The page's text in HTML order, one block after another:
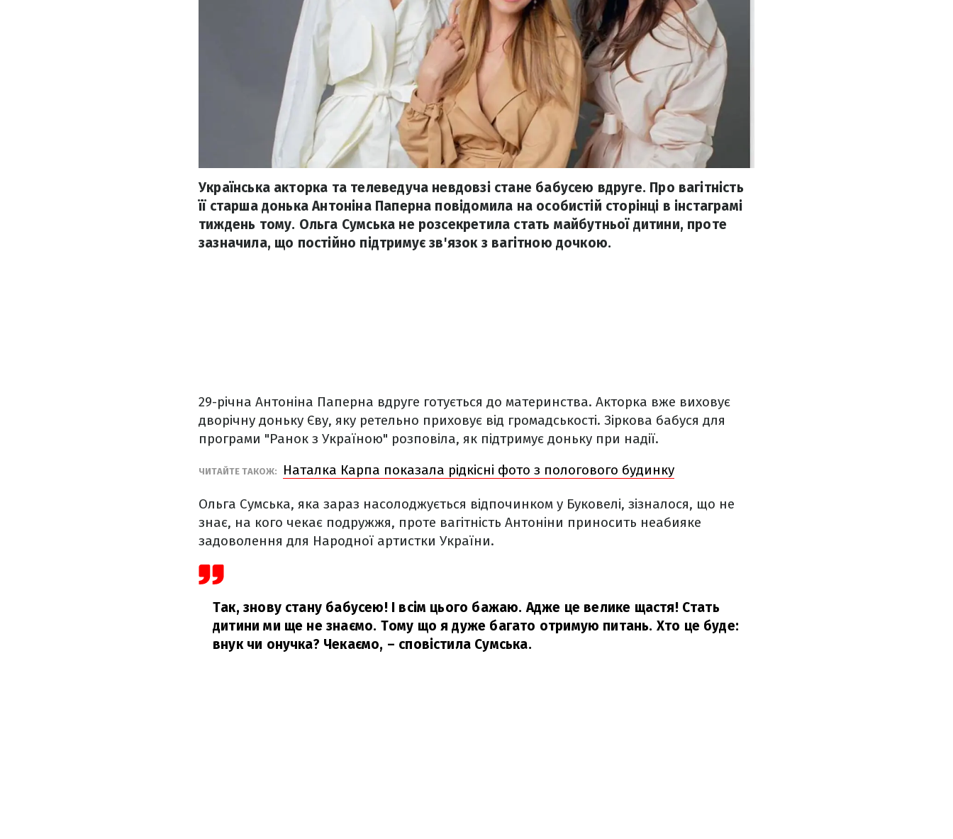
Українська акторка та телеведуча невдовзі стане бабусею вдруге. Про вагітність
її старша донька Антоніна Паперна повідомила на особистій сторінці в інстаграмі
тиждень тому. Ольга Сумська не розсекретила стать майбутньої дитини, проте
зазначила, що постійно підтримує зв'язок з вагітною дочкою.
29-річна Антоніна Паперна вдруге готується до материнства. Акторка вже виховує
дворічну доньку Єву, яку ретельно приховує від громадськості. Зіркова бабуся для
програми "Ранок з Україною" розповіла, як підтримує доньку при надії.
ЧИТАЙТЕ ТАКОЖ: Наталка Карпа показала рідкісні фото з пологового будинку
Ольга Сумська, яка зараз насолоджується відпочинком у Буковелі, зізналося, що не
знає, на кого чекає подружжя, проте вагітність Антоніни приносить неабияке
задоволення для Народної артистки України.
Так, знову стану бабусею! І всім цього бажаю. Адже це велике щастя! Стать
дитини ми ще не знаємо. Тому що я дуже багато отримую питань. Хто це буде:
внук чи онучка? Чекаємо, – сповістила Сумська.